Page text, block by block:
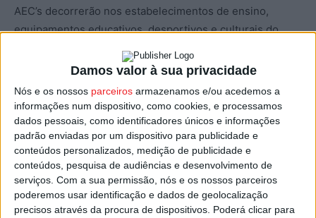
Damos valor à sua privacidade
Nós e os nossos parceiros armazenamos e/ou acedemos a
informações num dispositivo, como cookies, e processamos
dados pessoais, como identificadores únicos e informações
padrão enviadas por um dispositivo para publicidade e
conteúdos personalizados, medição de publicidade e
conteúdos, pesquisa de audiências e desenvolvimento de
serviços. Com a sua permissão, nós e os nossos parceiros
poderemos usar identificação e dados de geolocalização
precisos através da procura de dispositivos. Poderá clicar para
AEC’s decorrerão nos estabelecimentos de ensino,
equipamentos educativos, desportivos e culturais do
Este acordo foi assinado no âmbito do processo de
descentralização de competências na área da educação.
Esta e outras notícias para ouvir na Estação Diária – 96.8
FM ou emwww.968.fm
Pub